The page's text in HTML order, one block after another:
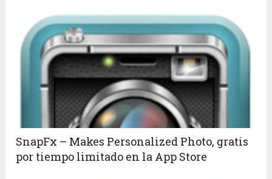
SnapFx – Makes Personalized Photo, gratis
por tiempo limitado en la App Store